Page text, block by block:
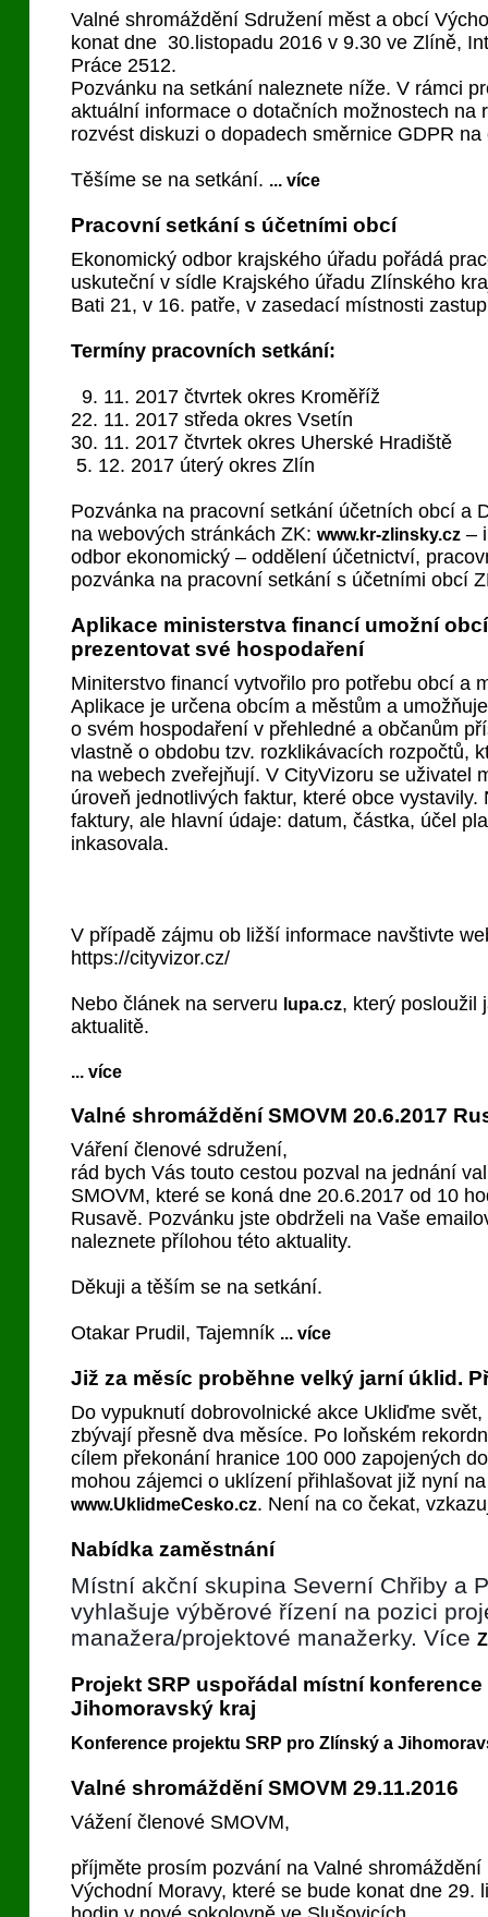
Valné shromáždění Sdružení měst a obcí
konat dne 30.listopadu 2016 v 9.30 ve Zlíně,
Práce 2512.
Pozvánku na setkání naleznete níže. V rámci
aktuální informace o dotačních možnostech na
rozvést diskuzi o dopadech směrnice GDPR na
Těšíme se na setkání. ... více
Pracovní setkání s účetními obcí
Ekonomický odbor krajského úřadu pořádá
uskuteční v sídle Krajského úřadu Zlínského
Bati 21, v 16. patře, v zasedací místnosti
Termíny pracovních setkání:
9. 11. 2017 čtvrtek okres Kroměříž
22. 11. 2017 středa okres Vsetín
30. 11. 2017 čtvrtek okres Uherské Hradiště
5. 12. 2017 úterý okres Zlín
Pozvánka na pracovní setkání účetních obcí a
na webových stránkách ZK: www.kr-zlinsky.cz –
odbor ekonomický – oddělení účetnictví,
pozvánka na pracovní setkání s účetními obcí
Aplikace ministerstva financí umožní
prezentovat své hospodaření
Miniterstvo financí vytvořilo pro potřebu obcí a
Aplikace je určena obcím a městům a
o svém hospodaření v přehledné a občanům
vlastně o obdobu tzv. rozklikávacích rozpočtů,
na webech zveřejňují. V CityVizoru se uživatel
úroveň jednotlivých faktur, které obce
faktury, ale hlavní údaje: datum, částka, účel
inkasovala.
V případě zájmu ob ližší informace navštivte
https://cityvizor.cz/
Nebo článek na serveru lupa.cz, který posloužil
aktualitě.
... více
Valné shromáždění SMOVM 20.6.2017
Váření členové sdružení,
rád bych Vás touto cestou pozval na jednání
SMOVM, které se koná dne 20.6.2017 od 10
Rusavě. Pozvánku jste obdrželi na Vaše
naleznete přílohou této aktuality.
Děkuji a těším se na setkání.
Otakar Prudil, Tajemník ... více
Již za měsíc proběhne velký jarní úklid.
Do vypuknutí dobrovolnické akce Ukliďme
zbývají přesně dva měsíce. Po loňském
cílem překonání hranice 100 000 zapojených
mohou zájemci o uklízení přihlašovat již nyní
www.UklidmeCesko.cz. Není na co čekat,
Nabídka zaměstnání
Místní akční skupina Severní Chřiby a
vyhlašuje výběrové řízení na pozici
manažera/projektové manažerky. Více
Projekt SRP uspořádal místní
Jihomoravský kraj
Konference projektu SRP pro Zlínský a
Valné shromáždění SMOVM 29.11.2016
Vážení členové SMOVM,
příjměte prosím pozvání na Valné
Východní Moravy, které se bude konat dne 29.